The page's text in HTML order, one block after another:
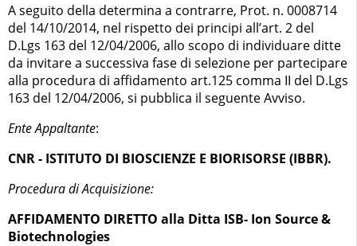
A seguito della determina a contrarre, Prot. n. 0008714
del 14/10/2014, nel rispetto dei principi all’art. 2 del
D.Lgs 163 del 12/04/2006, allo scopo di individuare ditte
da invitare a successiva fase di selezione per partecipare
alla procedura di affidamento art.125 comma II del D.Lgs
163 del 12/04/2006, si pubblica il seguente Avviso.
Ente Appaltante:
CNR - ISTITUTO DI BIOSCIENZE E BIORISORSE (IBBR).
Procedura di Acquisizione:
AFFIDAMENTO DIRETTO alla Ditta ISB- Ion Source &
Biotechnologies